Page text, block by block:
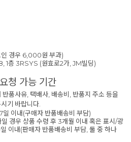
경우 6,000원 부과)
1층 3RSYS (원효로2가, JM빌딩)
청 가능 기간
품사유, 택배사, 배송비, 반품지 주소 등을
기 바랍니다.
이내(구매자 반품배송비 부담)
경우 상품 수령 후 3개월 이내 혹은 표시/광
이내(판매자 반품배송비 부담, 둘 중 하나